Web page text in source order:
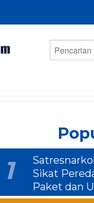
1
Sikat
Paket dan